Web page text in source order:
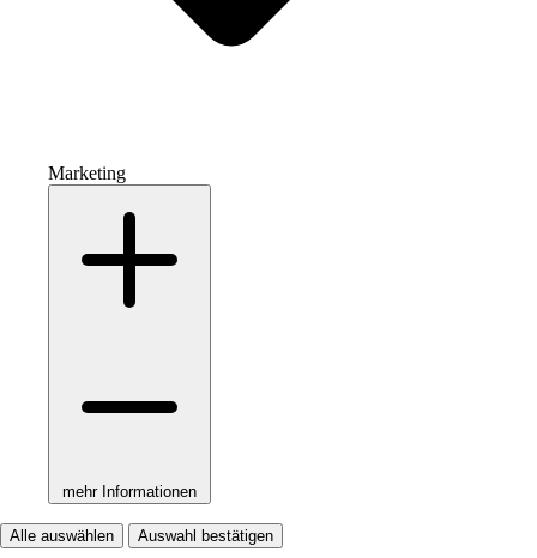
Marketing
mehr Informationen
Alle auswählen Auswahl bestätigen